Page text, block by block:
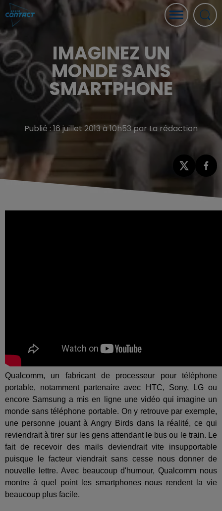
IMAGINEZ UN
MONDE SANS
SMARTPHONE
Publié : 16 juillet 2013 à 10h53 par La rédaction
Qualcomm, un fabricant de processeur pour téléphone
portable, notamment partenaire avec HTC, Sony, LG ou
encore Samsung a mis en ligne une vidéo qui imagine un
monde sans téléphone portable. On y retrouve par exemple,
une personne jouant à Angry Birds dans la réalité, ce qui
reviendrait à tirer sur les gens attendant le bus ou le train. Le
fait de recevoir des mails deviendrait vite insupportable
puisque le facteur viendrait sans cesse nous donner de
nouvelle lettre. Avec beaucoup d'humour, Qualcomm nous
montre à quel point les smartphones nous rendent la vie
beaucoup plus facile.